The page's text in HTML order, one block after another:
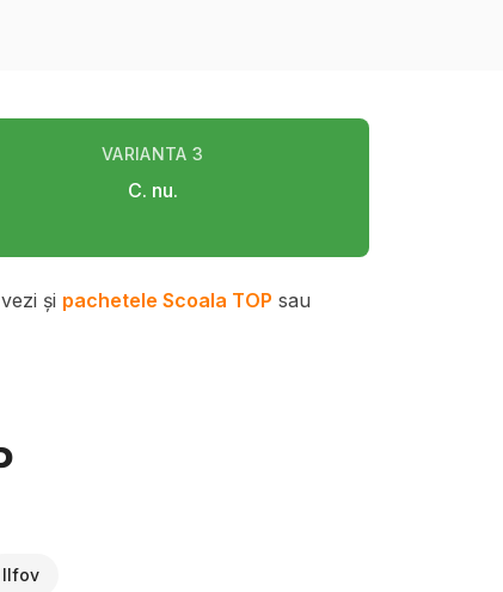
VARIANTA3
C. nu.
și pachetele Scoala TOP sau
Ilfov